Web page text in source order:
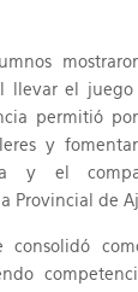
llevar el
permitió
y
y el
de